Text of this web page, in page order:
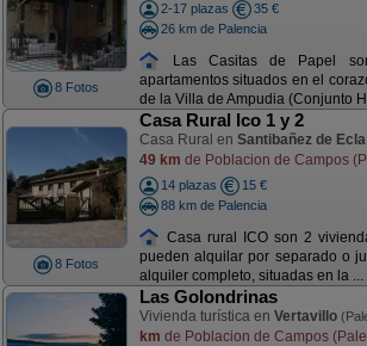
8 Fotos
2-17 plazas
35 €
26 km de Palencia
Las Casitas de Papel
apartamentos situados en el
de la Villa de Ampudia (Conjunto
8 Fotos
Casa Rural Ico 1 y 2
Casa Rural en Santibañez de Ecla
49 km de Poblacion de Campos
14 plazas
15 €
88 km de Palencia
Casa rural ICO son 2
pueden alquilar por separado o
alquiler completo, situadas en la ...
Las Golondrinas
Vivienda turística en Vertavillo
km de Poblacion de Campos